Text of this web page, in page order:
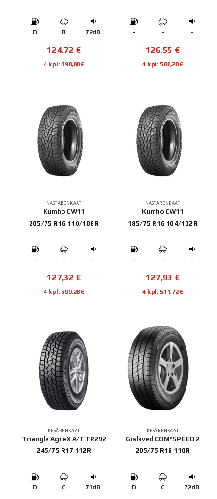
D B 72dB
124,72 €
4 kpl: 498,88€
- - -
126,55 €
4 kpl: 506,20€
NASTARENKAAT
Kumho CW11
205/75 R16 110/108R
- - -
127,32 €
4 kpl: 509,28€
NASTARENKAAT
Kumho CW11
185/75 R16 104/102R
- - -
127,93 €
4 kpl: 511,72€
KESÄRENKAAT
Triangle AgileX A/T TR292
245/75 R17 112R
D C 71dB
KESÄRENKAAT
Gislaved COM*SPEED 2
205/75 R16 110R
D C 72dB